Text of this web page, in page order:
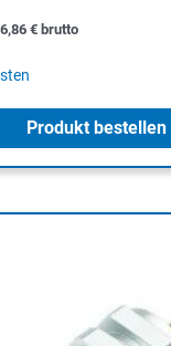
€ brutto
Produkt bestellen